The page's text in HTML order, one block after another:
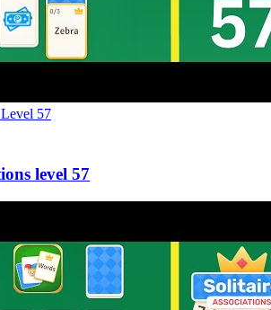
Level 57
57